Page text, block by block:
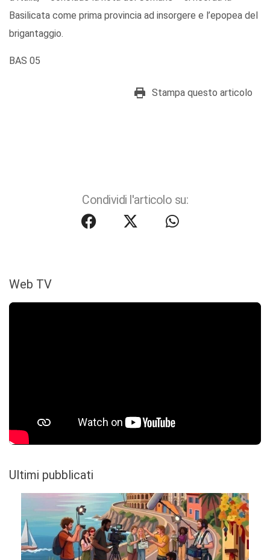
Basilicata come prima provincia ad insorgere e l’epopea del
brigantaggio.
BAS 05
Stampa questo articolo
Condividi l'articolo su:
Web TV
Ultimi pubblicati